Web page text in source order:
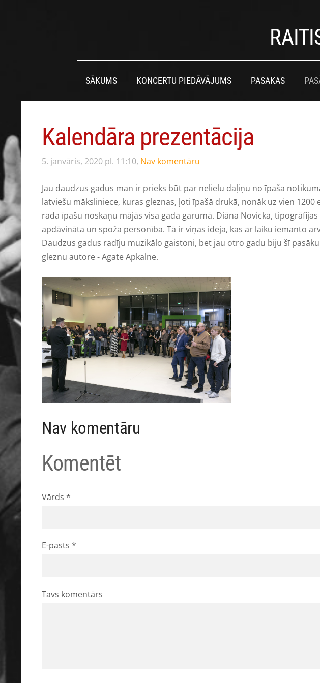
SĀKUMS KONCERTU PIEDĀVĀJUMS PASAKAS
Kalendāra prezentācija
5. janvāris, 2020 pl. 11:10, Nav komentāru
Jau daudzus gadus man ir prieks būt par nelielu daļiņu no īpaša
latviešu māksliniece, kuras gleznas, ļoti īpašā drukā, nonāk uz vien
rada īpašu noskaņu mājās visa gada garumā. Diāna Novicka,
apdāvināta un spoža personība. Tā ir viņas ideja, kas ar laiku iemanto
Daudzus gadus radīju muzikālo gaistoni, bet jau otro gadu biju šī
gleznu autore - Agate Apkalne.
Nav komentāru
Komentēt
Vārds *
E-pasts *
Tavs komentārs